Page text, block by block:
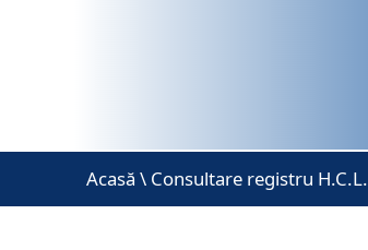
Acasă \ Consultare registru H.C.L.